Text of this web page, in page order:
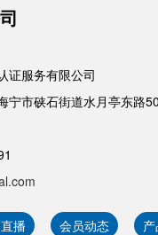
证服务有限公司
宁市硖石街道水月亭东路
播 会员动态